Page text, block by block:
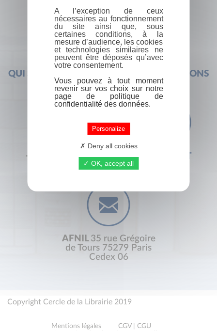
QUI SOMMES-NOUS ? FOIRE AUX QUESTIONS
+33 (0) 1 44 41 29 19 CONTACT
AFNIL 35 rue Grégoire
de Tours 75279 Paris
Cedex 06
Copyright Cercle de la Librairie 2019
Mentions légales
CGV | CGU
A l’exception de ceux
nécessaires au fonctionnement
du site ainsi que, sous
certaines conditions, à la
mesure d’audience, les cookies
et technologies similaires ne
peuvent être déposés qu’avec
votre consentement.
Vous pouvez à tout moment
revenir sur vos choix sur notre
page de politique de
confidentialité des données.
Personalize
Deny all cookies
OK, accept all